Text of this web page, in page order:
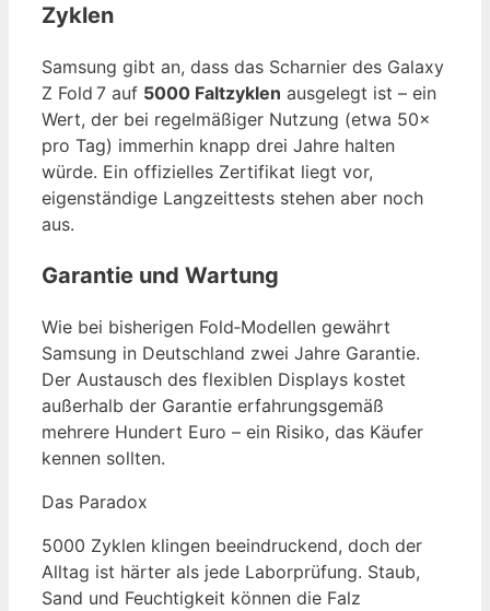
Zyklen
Samsung gibt an, dass das Scharnier des Galaxy
Z Fold 7 auf 5000 Faltzyklen ausgelegt ist – ein
Wert, der bei regelmäßiger Nutzung (etwa 50×
pro Tag) immerhin knapp drei Jahre halten
würde. Ein offizielles Zertifikat liegt vor,
eigenständige Langzeittests stehen aber noch
aus.
Garantie und Wartung
Wie bei bisherigen Fold‑Modellen gewährt
Samsung in Deutschland zwei Jahre Garantie.
Der Austausch des flexiblen Displays kostet
außerhalb der Garantie erfahrungsgemäß
mehrere Hundert Euro – ein Risiko, das Käufer
kennen sollten.
Das Paradox
5000 Zyklen klingen beeindruckend, doch der
Alltag ist härter als jede Laborprüfung. Staub,
Sand und Feuchtigkeit können die Falz